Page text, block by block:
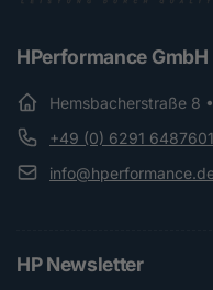
HPerformance GmbH
Hemsbacherstraße 8
+49 (0) 6291 6487601
HP Newsletter